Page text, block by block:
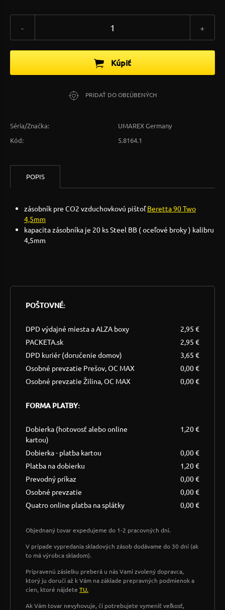
- +
Kúpiť
PRIDAŤ DO OBĽÚBENÝCH
Séria/Značka:
UMAREX Germany
Kód:
5.8164.1
POPIS
zásobník pre CO2 vzduchovkovú pištoľBeretta 90 Two
4,5mm
kapacita zásobníka je 20 ks Steel BB ( oceľové broky ) kalibru
4,5mm
POŠTOVNÉ:
DPD výdajné miesta a ALZA boxy
2,95 €
PACKETA.sk
2,95 €
DPD kuriér (doručenie domov)
3,65 €
Osobné prevzatie Prešov, OC MAX
0,00 €
Osobné prevzatie Žilina, OC MAX
0,00 €
FORMA PLATBY:
Dobierka (hotovosť alebo online
kartou)
1,20 €
Dobierka - platba kartou
0,00 €
Platba na dobierku
1,20 €
Prevodný príkaz
0,00 €
Osobné prevzatie
0,00 €
Quatro online platba na splátky
0,00 €
Objednaný tovar expedujeme do 1-2 pracovných dní.
V prípade vypredania skladových zásob dodávame do 30 dní (ak
to má výrobca skladom).
Pripravenú zásielku preberá u nás Vami zvolený dopravca,
ktorý ju doručí až k Vám na základe prepravných podmienok a
cien, ktoré nájdete TU.
Ak Vám tovar nevyhovuje, či potrebujete vymeniť veľkosť,